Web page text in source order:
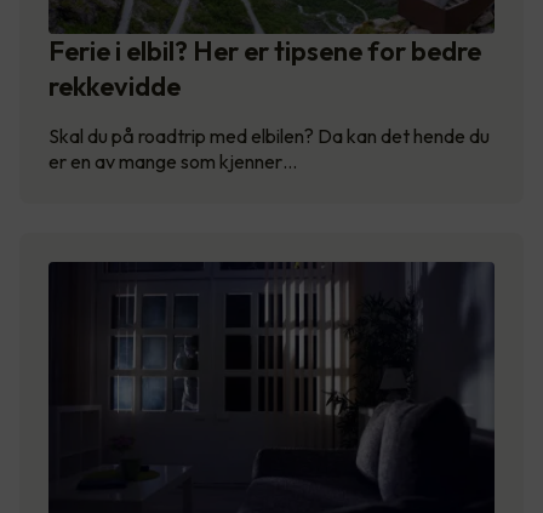
Ferie i elbil? Her er tipsene for bedre
rekkevidde
Skal du på roadtrip med elbilen? Da kan det hende du
er en av mange som kjenner…